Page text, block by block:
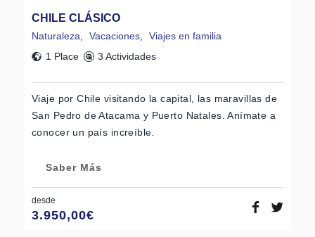
CHILE CLÁSICO
Naturaleza Vacaciones
Viajes en familia
1 Place
3 Actividades
Viaje por Chile visitando la capital, las maravillas de
San Pedro de Atacama y Puerto Natales. Anímate a
conocer un país increíble.
Saber Más
desde
3.950,00€